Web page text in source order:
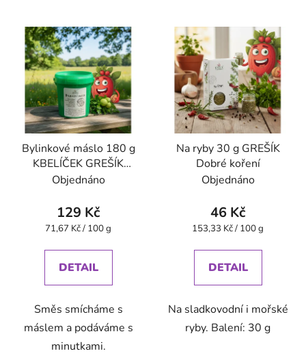
Bylinkové máslo 180 g
KBELÍČEK GREŠÍK
Dobré koření
Objednáno
129 Kč
Měrná
71,67 Kč / 100 g
DETAIL
Směs smícháme s
máslem a podáváme s
minutkami.
Na ryby 30 g GREŠÍK
Dobré koření
Objednáno
46 Kč
Měrná
153,33 Kč / 100 g
DETAIL
Na sladkovodní i mořské
ryby. Balení: 30 g